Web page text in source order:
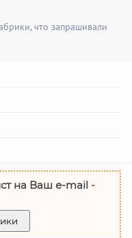
что запрашивали
на Ваш е-mail -